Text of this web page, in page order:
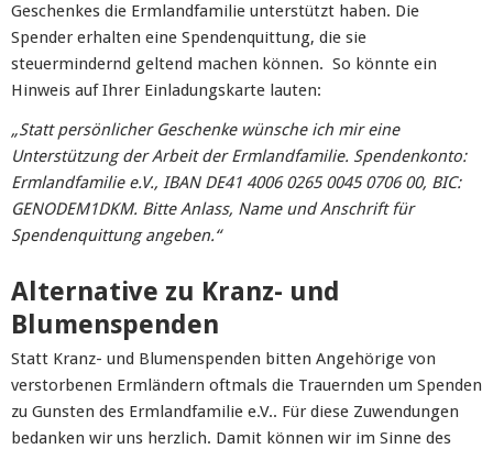
Geschenkes die Ermlandfamilie unterstützt haben. Die
Spender erhalten eine Spendenquittung, die sie
steuermindernd geltend machen können. So könnte ein
Hinweis auf Ihrer Einladungskarte lauten:
„Statt persönlicher Geschenke wünsche ich mir eine
Unterstützung der Arbeit der Ermlandfamilie. Spendenkonto:
Ermlandfamilie e.V., IBAN DE41 4006 0265 0045 0706 00, BIC:
GENODEM1DKM. Bitte Anlass, Name und Anschrift für
Spendenquittung angeben.“
Alternative zu Kranz- und
Blumenspenden
Statt Kranz- und Blumenspenden bitten Angehörige von
verstorbenen Ermländern oftmals die Trauernden um Spenden
zu Gunsten des Ermlandfamilie e.V.. Für diese Zuwendungen
bedanken wir uns herzlich. Damit können wir im Sinne des